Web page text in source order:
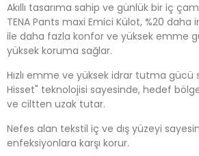
Akıllı tasarıma sahip ve günlük bir iç
TENA Pants maxi Emici Külot, %20 daha
ile daha fazla konfor ve yüksek emme
yüksek koruma sağlar.
Hızlı emme ve yüksek idrar tutma gücü
Hisset" teknolojisi sayesinde, hedef
ve ciltten uzak tutar.
Nefes alan tekstil iç ve dış yüzeyi
enfeksiyonlara karşı korur.